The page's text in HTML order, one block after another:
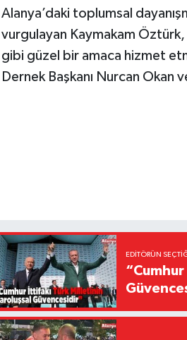
Alanya’daki toplumsal
vurgulayan Kaymakam
gibi güzel bir amaca hizmet
Dernek Başkanı Nurcan
EDITÖRÜN